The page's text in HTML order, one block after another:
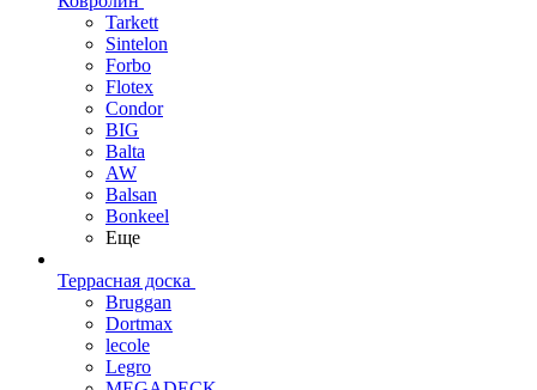
Tarkett
Sintelon
Forbo
Flotex
Condor
BIG
Balta
AW
Balsan
Bonkeel
Еще
Террасная доска
Bruggan
Dortmax
lecole
Legro